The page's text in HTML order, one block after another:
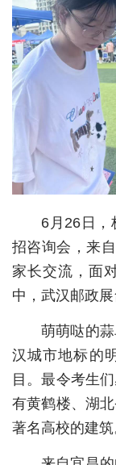
专题
极客圈
经济
科教
健康
悠游
相亲
汽车
房产
消费
创意
文化
6月26日，
招咨询会，来
家长交流，面
中，武汉邮政展
萌萌哒的
汉城市地标的
目。最令考生
有黄鹤楼、湖
著名高校的建筑